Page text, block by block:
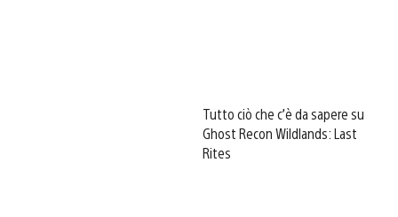
Tutto ciò che c’è da sapere su
Ghost Recon Wildlands: Last
Rites